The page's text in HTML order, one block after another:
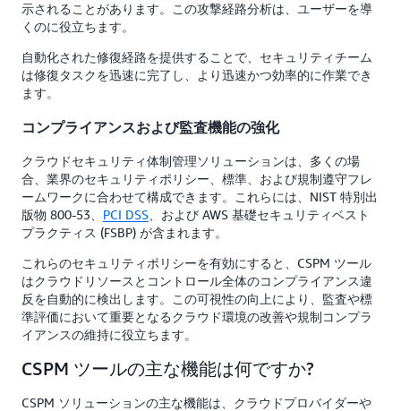
示されることがあります。この攻撃経路分析は、ユーザーを導
くのに役立ちます。
自動化された修復経路を提供することで、セキュリティチーム
は修復タスクを迅速に完了し、より迅速かつ効率的に作業でき
ます。
コンプライアンスおよび監査機能の強化
クラウドセキュリティ体制管理ソリューションは、多くの場
合、業界のセキュリティポリシー、標準、および規制遵守フレ
ームワークに合わせて構成できます。これらには、NIST 特別出
版物 800-53、 PCI DSS 、および AWS 基礎セキュリティベスト
プラクティス (FSBP) が含まれます。
これらのセキュリティポリシーを有効にすると、CSPM ツール
はクラウドリソースとコントロール全体のコンプライアンス違
反を自動的に検出します。この可視性の向上により、監査や標
準評価において重要となるクラウド環境の改善や規制コンプラ
イアンスの維持に役立ちます。
CSPM ツールの主な機能は何ですか?
CSPM ソリューションの主な機能は、クラウドプロバイダーや